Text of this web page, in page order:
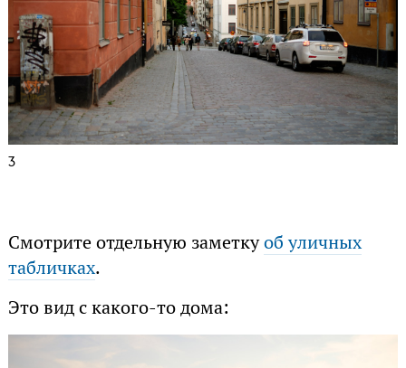
3
Смотрите отдельную заметкуоб уличных
табличках.
Это вид с какого-то дома: